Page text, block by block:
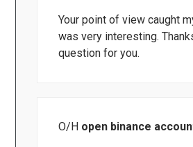
Your point of view caught
was very interesting.
question for you.
Ο/Η open binance